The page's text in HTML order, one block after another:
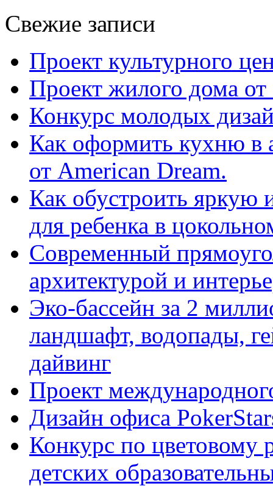
Свежие записи
Проект культурного
Проект жилого дома
Конкурс молодых
Как оформить кухню в
от American Dream.
Как обустроить яркую
для ребенка в
Cовременный
архитектурой и
Эко-бассейн за 2
ландшафт, водопады,
дайвинг
Проект
Дизайн офиса
Конкурс по цветовому
детских